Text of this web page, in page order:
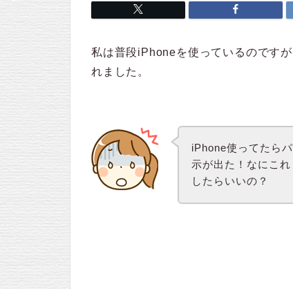
私は普段iPhoneを使っているのです
れました。
iPhone使ってたら
示が出た！なにこ
したらいいの？